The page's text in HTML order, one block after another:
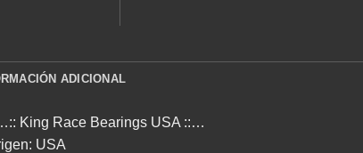
ADICIONAL
King Race Bearings USA ::…
USA